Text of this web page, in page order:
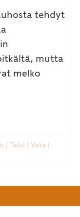
tehdyt
mutta
melko
| Talvi | Vata |